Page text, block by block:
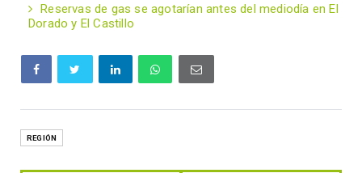
Reservas de gas se agotarían antes del mediodía en El
Dorado y El Castillo
REGIÓN